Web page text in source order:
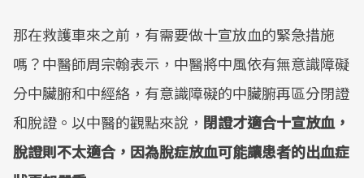
那在救護車來之前，有需要做十宣放血的緊急措施
嗎？中醫師周宗翰表示，中醫將中風依有無意識障礙
分中臟腑和中經絡，有意識障礙的中臟腑再區分閉證
和脫證。以中醫的觀點來說， 閉證才適合十宣放血，
脫證則不太適合，因為脫症放血可能讓患者的出血症